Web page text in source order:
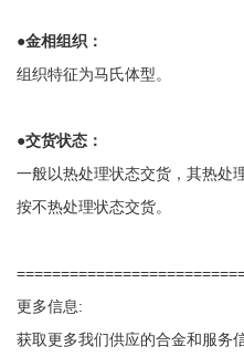
●金相组织：
组织特征为马氏体型。
●交货状态：
一般以热处理状态交货，其热处
按不热处理状态交货。
更多信息:
获取更多我们供应的合金和服务